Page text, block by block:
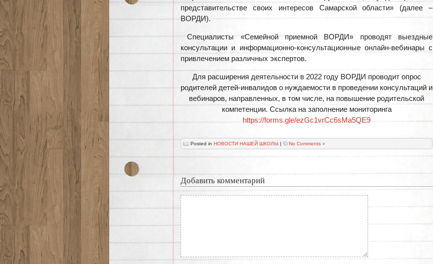
представительстве своих интересов Самарской области» (далее –
ВОРДИ).
Специалисты «Семейной приемной ВОРДИ» проводят выездные
консультации и информационно-консультационные онлайн-вебинары с
привлечением различных экспертов.
Для расширения деятельности в 2022 году ВОРДИ проводит опрос
родителей детей-инвалидов о нуждаемости в проведении консультаций и
вебинаров, направленных, в том числе, на повышение родительской
компетенции. Ссылка на заполнение мониторинга
https://forms.gle/ezGc1vrCc6sMa5QE9
Posted in НОВОСТИ НАШЕЙ ШКОЛЫ | No Comments »
Добавить комментарий